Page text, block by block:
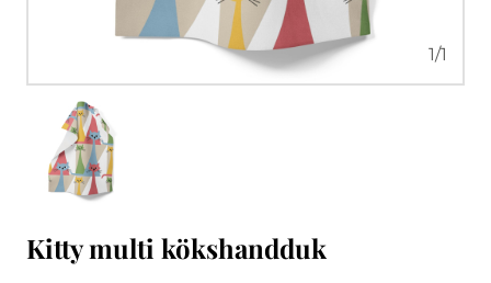
1/1
Kitty multi kökshandduk